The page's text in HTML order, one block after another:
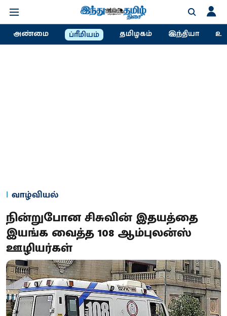
அண்மை ப்ரீமியம் தமிழகம் இந்தியா
வாழ்வியல்
நின்றுபோன சிசுவின் இதயத்தை
இயங்க வைத்த 108 ஆம்புலன்ஸ்
ஊழியர்கள்